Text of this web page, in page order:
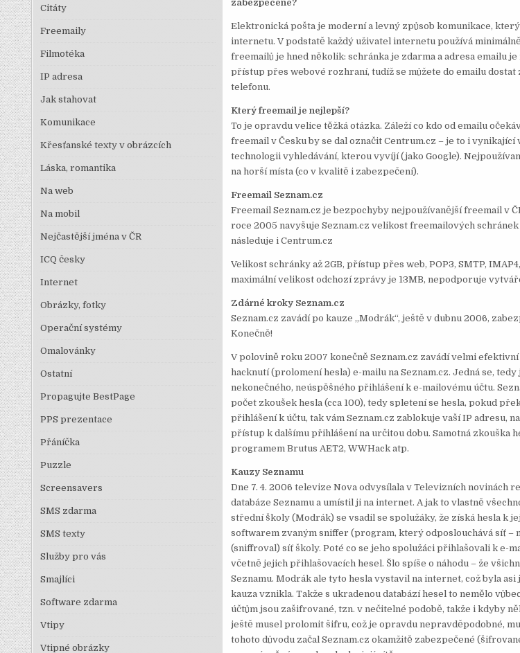
zabezpečené?
Elektronická pošta je moderní a levný způsob komunikace,
internetu. V podstatě každý uživatel internetu používá
freemailů je hned několik: schránka je zdarma a adresa emailu
přístup přes webové rozhraní, tudíž se můžete do emailu
telefonu.
Který freemail je nejlepší?
To je opravdu velice těžká otázka. Záleží co kdo od emailu
freemail v Česku by se dal označit Centrum.cz – je to i
technologii vyhledávání, kterou vyvíjí (jako Google).
na horší místa (co v kvalitě i zabezpečení).
Freemail Seznam.cz
Freemail Seznam.cz je bezpochyby nejpoužívanější freemail v
roce 2005 navyšuje Seznam.cz velikost freemailových
následuje i Centrum.cz
Velikost schránky až 2GB, přístup přes web, POP3, SMTP,
maximální velikost odchozí zprávy je 13MB, nepodporuje
Zdárné kroky Seznam.cz
Seznam.cz zavádí po kauze „Modrák“, ještě v dubnu 2006,
Konečně!
V polovině roku 2007 konečně Seznam.cz zavádí velmi
hacknutí (prolomení hesla) e-mailu na Seznam.cz. Jedná se,
nekonečného, neúspěšného přihlášení k e-mailovému účtu.
počet zkoušek hesla (cca 100), tedy spletení se hesla, pokud
přihlášení k účtu, tak vám Seznam.cz zablokuje vaší IP adresu,
přístup k dalšímu přihlášení na určitou dobu. Samotná zkouška
programem Brutus AET2, WWHack atp.
Kauzy Seznamu
Dne 7. 4. 2006 televize Nova odvysílala v Televizních novinách
databáze Seznamu a umístil ji na internet. A jak to vlastně
střední školy (Modrák) se vsadil se spolužáky, že získá hesla k
softwarem zvaným sniffer (program, který odposlouchává síť –
(sniffroval) síť školy. Poté co se jeho spolužáci přihlašovali k e-
včetně jejich přihlašovacích hesel. Šlo spíše o náhodu – že
Seznamu. Modrák ale tyto hesla vystavil na internet, což byla
kauza vznikla. Takže s ukradenou databází hesel to nemělo
účtům jsou zašifrované, tzn. v nečitelné podobě, takže i kdyby
ještě musel prolomit šifru, což je opravdu nepravděpodobné,
tohoto důvodu začal Seznam.cz okamžitě zabezpečené
Citáty
Freemaily
Filmotéka
IP adresa
Jak stahovat
Komunikace
Křesťanské texty v obrázcích
Láska, romantika
Na web
Na mobil
Nejčastější jména v ČR
ICQ česky
Internet
Obrázky, fotky
Operační systémy
Omalovánky
Ostatní
Propagujte BestPage
PPS prezentace
Přáníčka
Puzzle
Screensavers
SMS zdarma
SMS texty
Služby pro vás
Smajlíci
Software zdarma
Vtipy
Vtipné obrázky